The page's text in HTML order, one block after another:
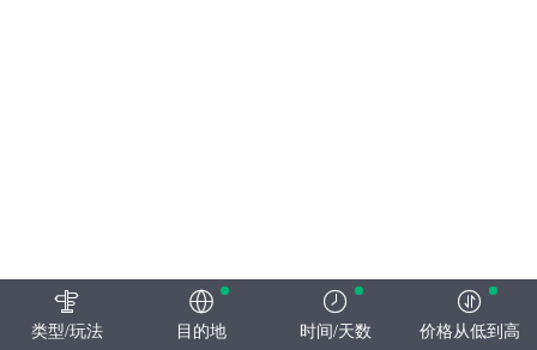
类型/玩法 目的地 时间/天数 价格从低到高